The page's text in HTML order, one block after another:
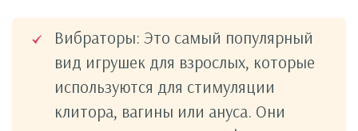
Вибраторы: Это самый популярный
вид игрушек для взрослых, которые
используются для стимуляции
клитора, вагины или ануса. Они